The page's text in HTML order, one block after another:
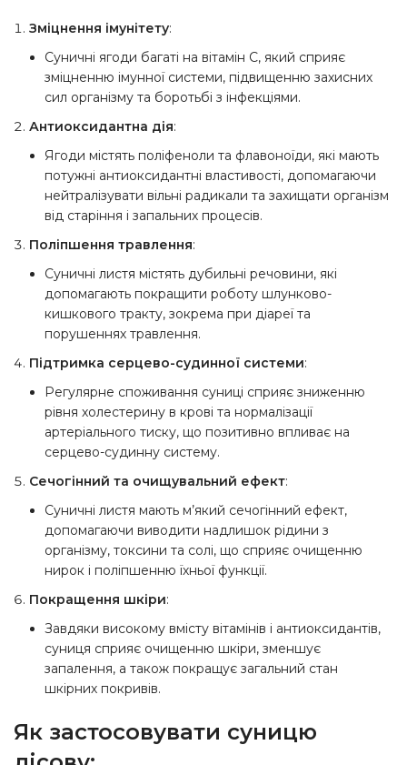
Зміцнення імунітету:
Суничні ягоди багаті на вітамін С, який сприяє
зміцненню імунної системи, підвищенню захисних
сил організму та боротьбі з інфекціями.
Антиоксидантна дія:
Ягоди містять поліфеноли та флавоноїди, які мають
потужні антиоксидантні властивості, допомагаючи
нейтралізувати вільні радикали та захищати організм
від старіння і запальних процесів.
Поліпшення травлення:
Суничні листя містять дубильні речовини, які
допомагають покращити роботу шлунково-
кишкового тракту, зокрема при діареї та
порушеннях травлення.
Підтримка серцево-судинної системи:
Регулярне споживання суниці сприяє зниженню
рівня холестерину в крові та нормалізації
артеріального тиску, що позитивно впливає на
серцево-судинну систему.
Сечогінний та очищувальний ефект:
Суничні листя мають м’який сечогінний ефект,
допомагаючи виводити надлишок рідини з
організму, токсини та солі, що сприяє очищенню
нирок і поліпшенню їхньої функції.
Покращення шкіри:
Завдяки високому вмісту вітамінів і антиоксидантів,
суниця сприяє очищенню шкіри, зменшує
запалення, а також покращує загальний стан
шкірних покривів.
Як застосовувати суницю